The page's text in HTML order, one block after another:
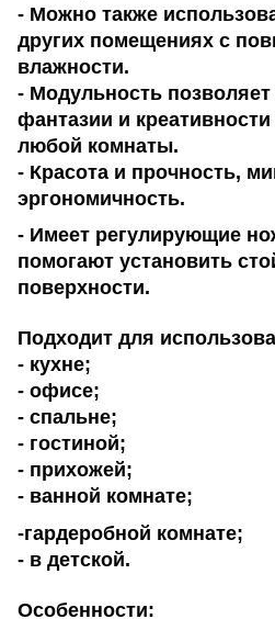
- Можно также
других помещениях с
влажности.
- Модульность
фантазии и
любой комнаты.
- Красота и прочность,
эргономичность.
- Имеет регулирующие
помогают установить
поверхности.
Подходит для
- кухне;
- офисе;
- спальне;
- гостиной;
- прихожей;
- ванной комнате;
-гардеробной комнате;
- в детской.
Особенности: